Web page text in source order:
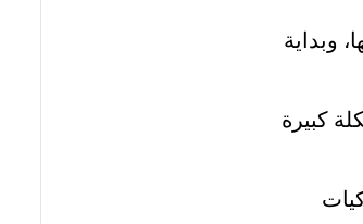
وبداية
كبيرة